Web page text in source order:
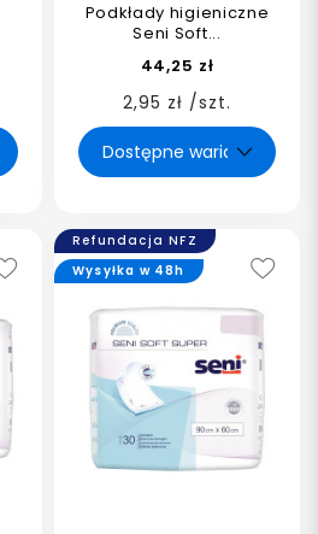
Podkłady higieniczne
Seni Soft...
44,25 zł
2,95 zł /szt.
Refundacja NFZ
Wysyłka w 48h